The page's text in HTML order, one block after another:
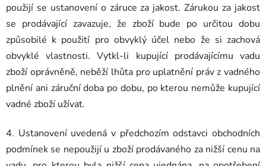
použijí se ustanovení o záruce za jakost. Zárukou za jakost
se prodávající zavazuje, že zboží bude po určitou dobu
způsobilé k použití pro obvyklý účel nebo že si zachová
obvyklé vlastnosti. Vytkl-li kupující prodávajícímu vadu
zboží oprávněně, neběží lhůta pro uplatnění práv z vadného
plnění ani záruční doba po dobu, po kterou nemůže kupující
vadné zboží užívat.
4. Ustanovení uvedená v předchozím odstavci obchodních
podmínek se nepoužijí u zboží prodávaného za nižší cenu na